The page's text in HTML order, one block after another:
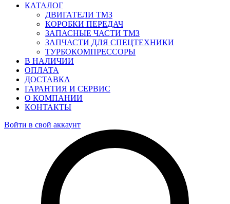
КАТАЛОГ
ДВИГАТЕЛИ ТМЗ
КОРОБКИ ПЕРЕДАЧ
ЗАПАСНЫЕ ЧАСТИ ТМЗ
ЗАПЧАСТИ ДЛЯ СПЕЦТЕХНИКИ
ТУРБОКОМПРЕССОРЫ
В НАЛИЧИИ
ОПЛАТА
ДОСТАВКА
ГАРАНТИЯ И СЕРВИС
О КОМПАНИИ
КОНТАКТЫ
Войти в свой аккаунт